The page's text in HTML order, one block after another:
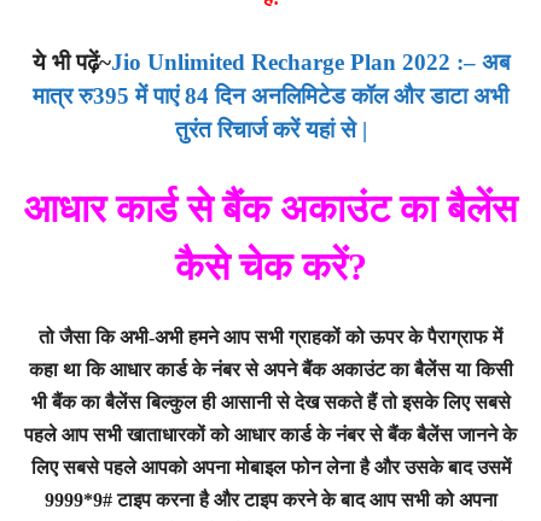
ये भी पढ़ें~Jio Unlimited Recharge Plan 2022 :– अब
मात्र रु395 में पाएं 84 दिन अनलिमिटेड कॉल और डाटा अभी
तुरंत रिचार्ज करें यहां से |
आधार कार्ड से बैंक अकाउंट का बैलेंस
कैसे चेक करें?
तो जैसा कि अभी-अभी हमने आप सभी ग्राहकों को ऊपर के पैराग्राफ में
कहा था कि आधार कार्ड के नंबर से अपने बैंक अकाउंट का बैलेंस या किसी
भी बैंक का बैलेंस बिल्कुल ही आसानी से देख सकते हैं तो इसके लिए सबसे
पहले आप सभी खाताधारकों को आधार कार्ड के नंबर से बैंक बैलेंस जानने के
लिए सबसे पहले आपको अपना मोबाइल फोन लेना है और उसके बाद उसमें
9999*9# टाइप करना है और टाइप करने के बाद आप सभी को अपना